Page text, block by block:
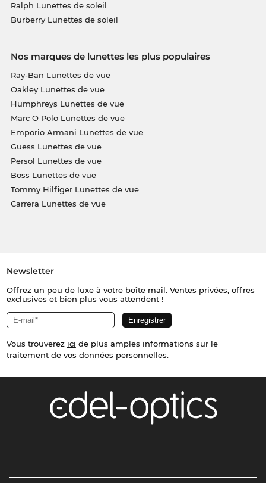
Ralph Lunettes de soleil
Burberry Lunettes de soleil
Nos marques de lunettes les plus populaires
Ray-Ban Lunettes de vue
Oakley Lunettes de vue
Humphreys Lunettes de vue
Marc O Polo Lunettes de vue
Emporio Armani Lunettes de vue
Guess Lunettes de vue
Persol Lunettes de vue
Boss Lunettes de vue
Tommy Hilfiger Lunettes de vue
Carrera Lunettes de vue
Newsletter
Offrez un peu de luxe à votre boîte mail. Ventes privées, offres
exclusives et bien plus vous attendent !
Vous trouverez ici de plus amples informations sur le
traitement de vos données personnelles.